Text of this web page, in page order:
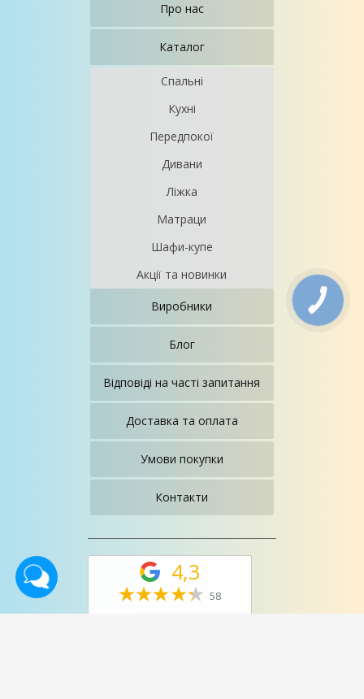
Про нас
Каталог
Спальні
Кухні
Передпокої
Дивани
Ліжка
Матраци
Шафи-купе
Акції та новинки
Виробники
Блог
Відповіді на часті запитання
Доставка та оплата
Умови покупки
Контакти
4,3
58